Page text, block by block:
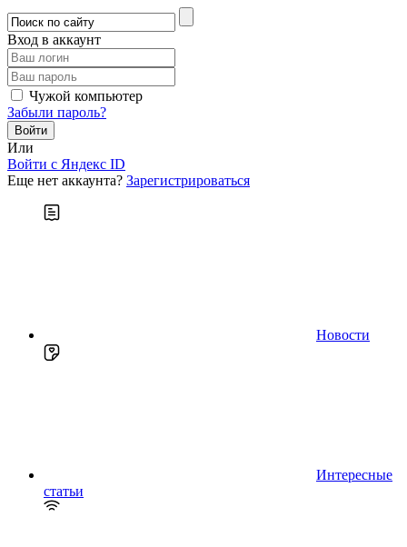
Вход в аккаунт
Чужой компьютер
Забыли пароль?
Или
Войти c Яндекс ID
Еще нет аккаунта? Зарегистрироваться
Новости
Интересные
статьи